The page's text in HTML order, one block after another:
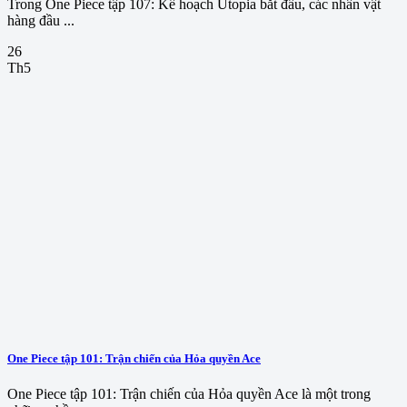
Trong One Piece tập 107: Kế hoạch Utopia bắt đầu, các nhân vật
hàng đầu ...
26
Th5
One Piece tập 101: Trận chiến của Hỏa quyền Ace
One Piece tập 101: Trận chiến của Hỏa quyền Ace là một trong